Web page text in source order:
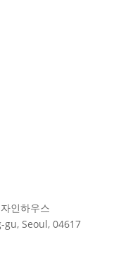
인하우스
gu, Seoul, 04617